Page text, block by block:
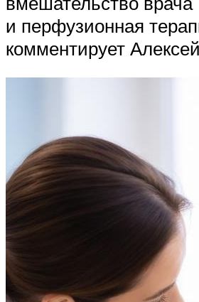
и перфузионная
комментирует